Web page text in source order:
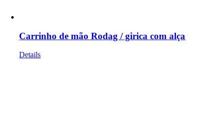
Carrinho de mão Rodag / girica com alça
Details